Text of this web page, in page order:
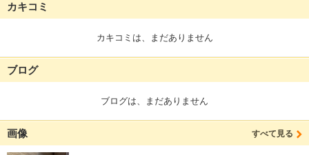
カキコミ
カキコミは、まだありません
ブログ
ブログは、まだありません
画像 すべて見る